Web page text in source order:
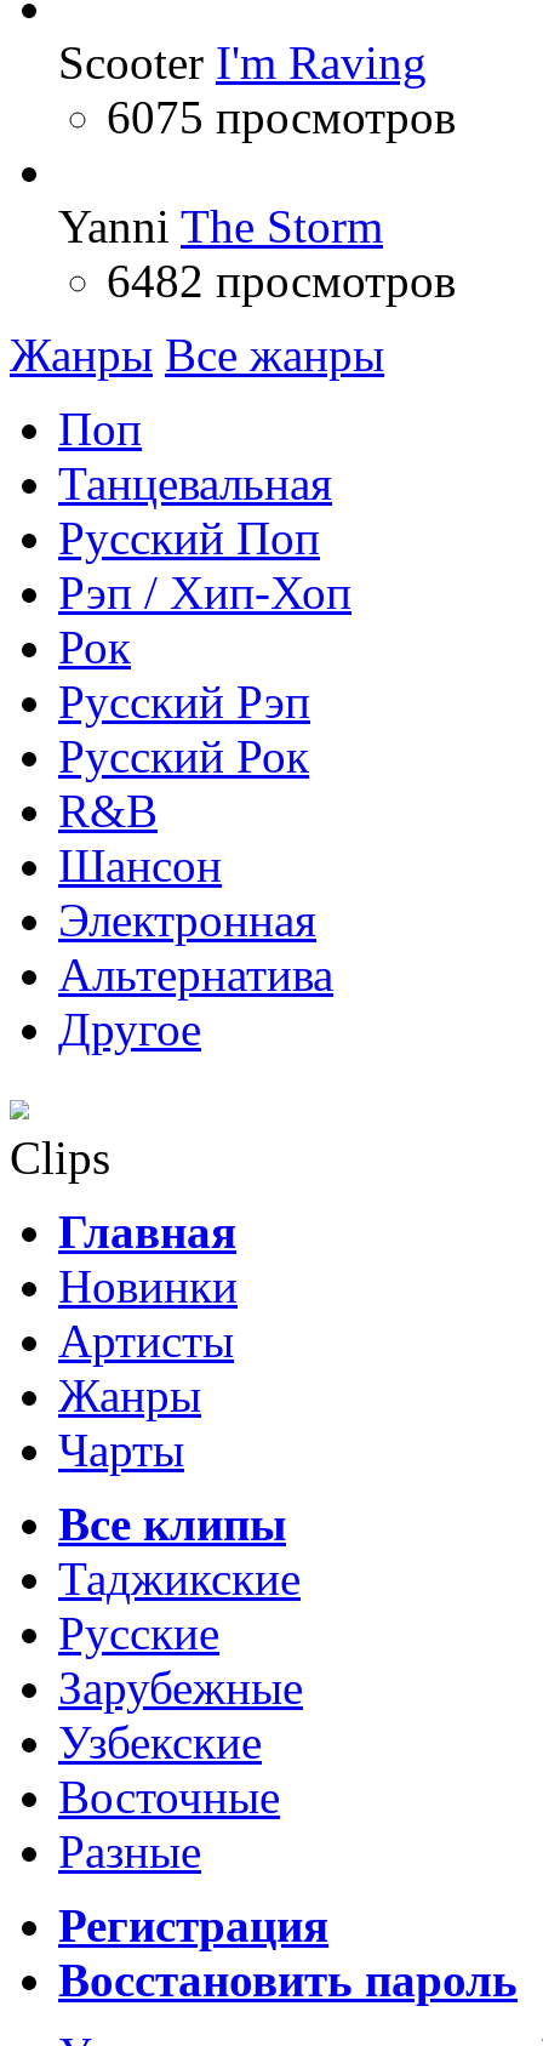
Scooter I'm Raving
6075 просмотров
Yanni The Storm
6482 просмотров
Жанры Все жанры
Поп
Танцевальная
Русский Поп
Рэп / Хип-Хоп
Рок
Русский Рэп
Русский Рок
R&B
Шансон
Электронная
Альтернатива
Другое
Clips
Главная
Новинки
Артисты
Жанры
Чарты
Все клипы
Таджикские
Русские
Зарубежные
Узбекские
Восточные
Разные
Регистрация
Восстановить пароль